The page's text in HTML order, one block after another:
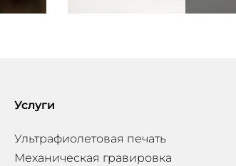
Услуги
Ультрафиолетовая печать
Механическая гравировка